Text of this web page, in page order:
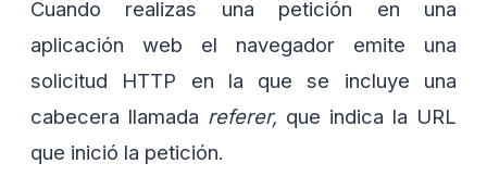
Cuando realizas una petición en una
aplicación web el navegador emite una
solicitud HTTP en la que se incluye una
cabecera llamada referer, que indica la URL
que inició la petición.